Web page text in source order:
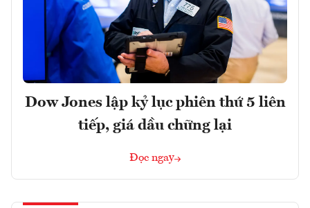
Dow Jones lập kỷ lục phiên thứ 5 liên
tiếp, giá dầu chững lại
Đọc ngay